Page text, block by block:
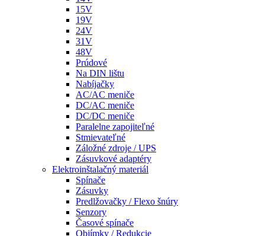
15V
19V
24V
31V
48V
Prúdové
Na DIN lištu
Nabíjačky
AC/AC meniče
DC/AC meniče
DC/DC meniče
Paralelne zapojiteľné
Stmievateľné
Záložné zdroje / UPS
Zásuvkové adaptéry
Elektroinštalačný materiál
Spínače
Zásuvky
Predlžovačky / Flexo šnúry
Senzory
Časové spínače
Objímky / Redukcie